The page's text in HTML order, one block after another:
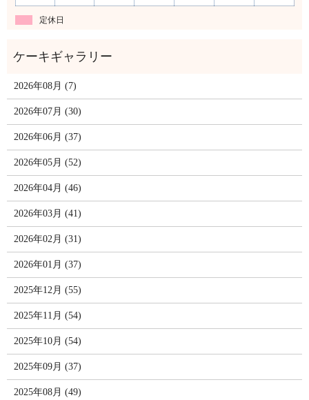
定休日
2026年08月 (7)
2026年07月 (30)
2026年06月 (37)
2026年05月 (52)
2026年04月 (46)
2026年03月 (41)
2026年02月 (31)
2026年01月 (37)
2025年12月 (55)
2025年11月 (54)
2025年10月 (54)
2025年09月 (37)
2025年08月 (49)